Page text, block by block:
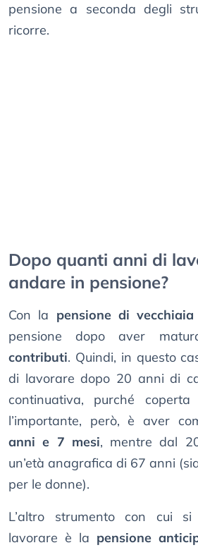
pensione a seconda degli
ricorre.
Dopo quanti anni di
andare in pensione?
Con la pensione di vecchiaia
pensione dopo aver
contributi. Quindi, in questo
di lavorare dopo 20 anni di
continuativa, purché coperta
l’importante, però, è aver
anni e 7 mesi, mentre dal
un’età anagrafica di 67 anni
per le donne).
L’altro strumento con cui
lavorare è la pensione